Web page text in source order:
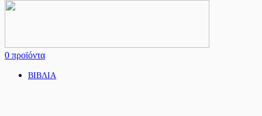
0 προϊόντα
ΒΙΒΛΙΑ